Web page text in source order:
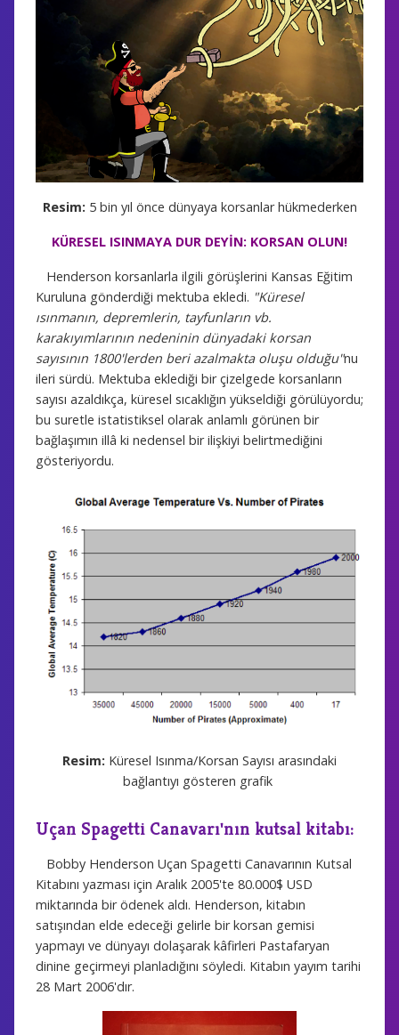
Resim: 5 bin yıl önce dünyaya korsanlar hükmederken
KÜRESEL ISINMAYA DUR DEYİN: KORSAN OLUN!
Henderson korsanlarla ilgili görüşlerini Kansas Eğitim
Kuruluna gönderdiği mektuba ekledi. "Küresel
ısınmanın, depremlerin, tayfunların vb.
karakıyımlarının nedeninin dünyadaki korsan
sayısının 1800'lerden beri azalmakta oluşu olduğu"nu
ileri sürdü. Mektuba eklediği bir çizelgede korsanların
sayısı azaldıkça, küresel sıcaklığın yükseldiği görülüyordu;
bu suretle istatistiksel olarak anlamlı görünen bir
bağlaşımın illâ ki nedensel bir ilişkiyi belirtmediğini
gösteriyordu.
Resim: Küresel Isınma/Korsan Sayısı arasındaki
bağlantıyı gösteren grafik
Uçan Spagetti Canavarı'nın kutsal kitabı:
Bobby Henderson Uçan Spagetti Canavarının Kutsal
Kitabını yazması için Aralık 2005'te 80.000$ USD
miktarında bir ödenek aldı. Henderson, kitabın
satışından elde edeceği gelirle bir korsan gemisi
yapmayı ve dünyayı dolaşarak kâfirleri Pastafaryan
dinine geçirmeyi planladığını söyledi. Kitabın yayım tarihi
28 Mart 2006'dır.